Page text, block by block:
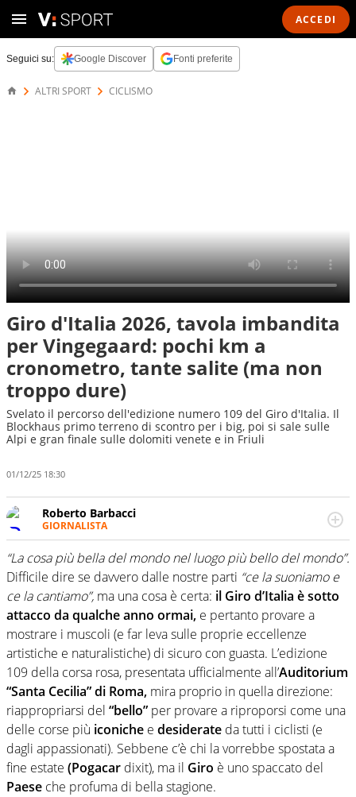
ACCEDI
Seguici su: Google Discover Fonti preferite
ALTRI SPORT CICLISMO
Giro d'Italia 2026, tavola imbandita
per Vingegaard: pochi km a
cronometro, tante salite (ma non
troppo dure)
Svelato il percorso dell'edizione numero 109 del Giro d'Italia. Il
Blockhaus primo terreno di scontro per i big, poi si sale sulle
Alpi e gran finale sulle dolomiti venete e in Friuli
01/12/25 18:30
Roberto Barbacci
GIORNALISTA
Giornalista (pubblicista) sportivo a tutto campo, è il
tuttologo di Virgilio Sport. Provate a chiedergli di boxe, di
scherma, di volley o di curling: ve ne farà innamorare
“La cosa più bella del mondo nel luogo più bello del mondo”.
Difficile dire se davvero dalle nostre parti “ce la suoniamo e
ce la cantiamo”, ma una cosa è certa: il Giro d’Italia è sotto
attacco da qualche anno ormai, e pertanto provare a
mostrare i muscoli (e far leva sulle proprie eccellenze
artistiche e naturalistiche) di sicuro con guasta. L’edizione
109 della corsa rosa, presentata ufficialmente all’Auditorium
“Santa Cecilia” di Roma, mira proprio in quella direzione:
riappropriarsi del “bello” per provare a riproporsi come una
delle corse più iconiche e desiderate da tutti i ciclisti (e
dagli appassionati). Sebbene c’è chi la vorrebbe spostata a
fine estate (Pogacar dixit), ma il Giro è uno spaccato del
Paese che profuma di bella stagione.